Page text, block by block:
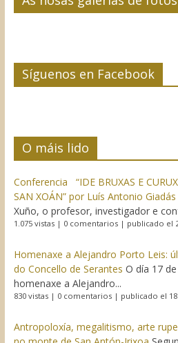
Síguenos en Facebook
O máis lido
Conferencia “IDE BRUXAS E
SAN XOÁN” por Luís Antonio
Xuño, o profesor, investigador e
1.075 vistas| 0 comentarios| publicado el
Homenaxe a Alejandro Porto Leis:
do Concello de Serantes O día 17
homenaxe a Alejandro...
830 vistas| 0 comentarios| publicado el
Antropoloxía, megalitismo, arte